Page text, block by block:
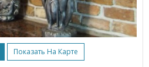
Показать На Карте